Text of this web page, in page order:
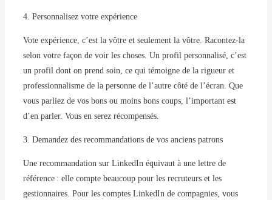
4. Personnalisez votre expérience
Vote expérience, c’est la vôtre et seulement la vôtre. Racontez-la
selon votre façon de voir les choses. Un profil personnalisé, c’est
un profil dont on prend soin, ce qui témoigne de la rigueur et
professionnalisme de la personne de l’autre côté de l’écran. Que
vous parliez de vos bons ou moins bons coups, l’important est
d’en parler. Vous en serez récompensés.
3. Demandez des recommandations de vos anciens patrons
Une recommandation sur LinkedIn équivaut à une lettre de
référence : elle compte beaucoup pour les recruteurs et les
gestionnaires. Pour les comptes LinkedIn de compagnies, vous